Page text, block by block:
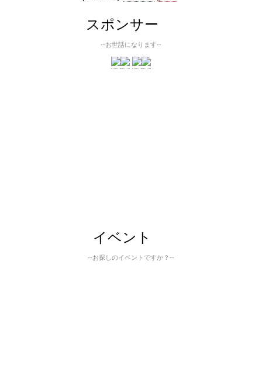
スポンサー
--お世話になります--
イベント
--お探しのイベントですか？--